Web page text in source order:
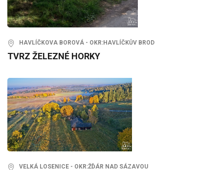
HAVLÍČKOVA BOROVÁ - OKR:HAVLÍČKŮV BROD
TVRZ ŽELEZNÉ HORKY
VELKÁ LOSENICE - OKR:ŽĎÁR NAD SÁZAVOU